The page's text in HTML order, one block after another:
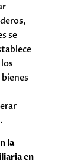
se
bienes
la
en